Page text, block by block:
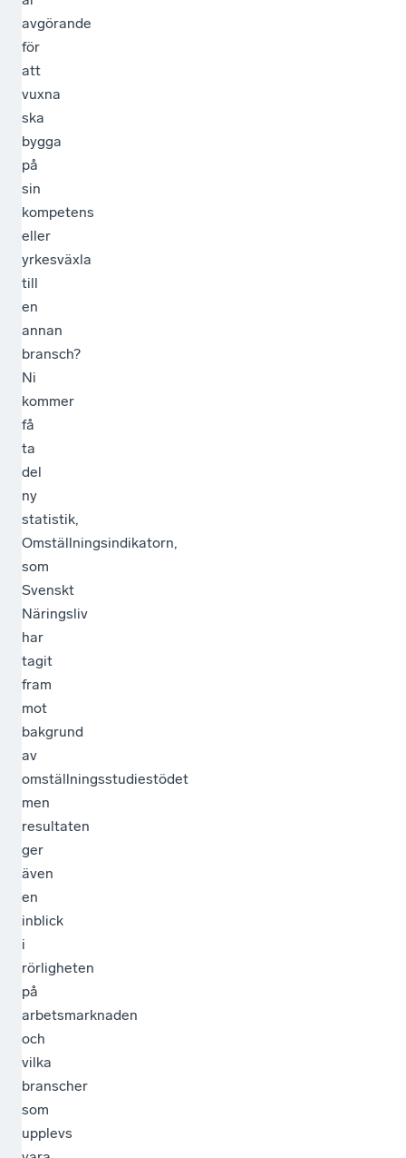
avgörande
för
att
vuxna
ska
bygga
på
sin
kompetens
eller
yrkesväxla
till
en
annan
bransch?
Ni
kommer
få
ta
del
ny
statistik,
Omställningsindikatorn,
som
Svenskt
Näringsliv
har
tagit
fram
mot
bakgrund
av
omställningsstudiestödet
men
resultaten
ger
även
en
inblick
i
rörligheten
på
arbetsmarknaden
och
vilka
branscher
som
upplevs